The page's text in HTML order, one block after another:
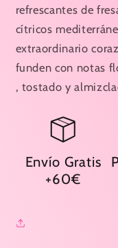
refrescantes de
cítricos
extraordinario
funden con notas
, tostado y
Envío Gratis
+60€